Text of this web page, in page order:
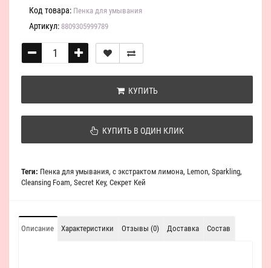
Код товара: Пенка для умывания
Артикул: 8809305999789
КУПИТЬ
КУПИТЬ В ОДИН КЛИК
Теги: Пенка для умывания, с экстрактом лимона, Lemon, Sparkling,
Cleansing Foam, Secret Key, Секрет Кей
Описание Характеристики Отзывы (0) Доставка Состав